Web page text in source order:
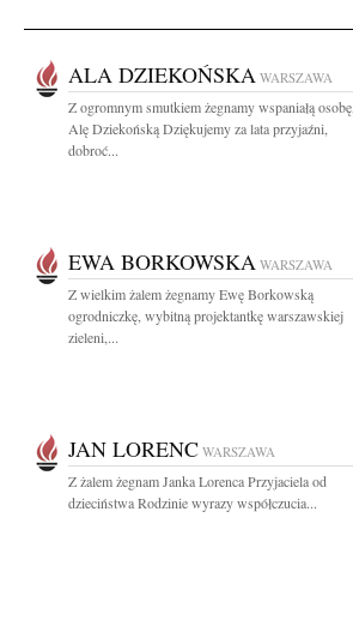
ALA DZIEKOŃSKA WARSZAWA
Z ogromnym smutkiem żegnamy wspaniałą osobę,
Alę Dziekońską Dziękujemy za lata przyjaźni,
dobroć...
EWA BORKOWSKA WARSZAWA
Z wielkim żalem żegnamy Ewę Borkowską
ogrodniczkę, wybitną projektantkę warszawskiej
zieleni,...
JAN LORENC WARSZAWA
Z żalem żegnam Janka Lorenca Przyjaciela od
dzieciństwa Rodzinie wyrazy współczucia...